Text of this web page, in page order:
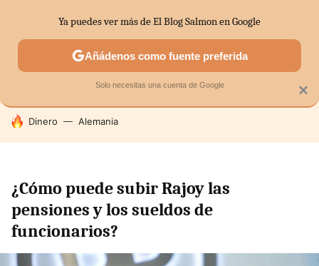
SECTORES ECONOMÍA DOMÉSTICA MERCADOS
HOY SE HABLA DE
Dinero Alemania
¿Cómo puede subir Rajoy las
pensiones y los sueldos de
funcionarios?
×
Ya puedes ver más de El Blog Salmon en Google
Añádenos como fuente preferida
Solo necesitas una cuenta de Google